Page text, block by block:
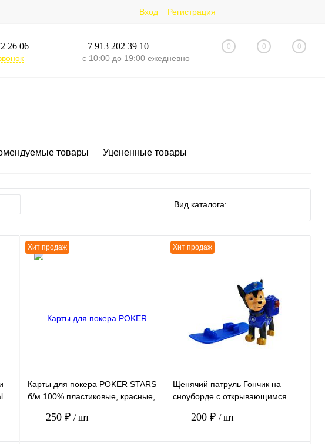
Вход Регистрация
26 06 +7 913 202 39 10
с 10:00 до 19:00 ежедневно
0 0 0
товары Уцененные товары
Вид каталога:
Хит продаж
Карты для покера POKER STARS
б/м 100% пластиковые, красные,
250 ₽ / шт
Хит продаж
Щенячий патруль Гончик на
сноуборде с открывающимся
200 ₽/ шт